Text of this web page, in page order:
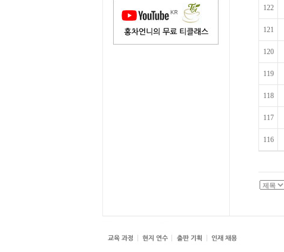
122
121
120
119
118
117
116